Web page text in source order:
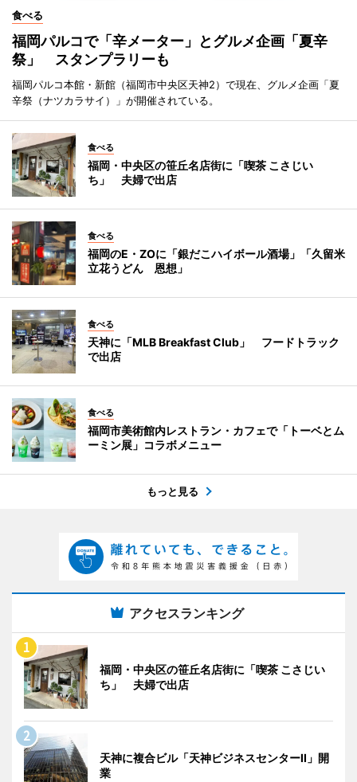
食べる
福岡パルコで「辛メーター」とグルメ企画「夏辛
祭」 スタンプラリーも
福岡パルコ本館・新館（福岡市中央区天神2）で現在、グルメ企画「夏
辛祭（ナツカラサイ）」が開催されている。
食べる
福岡・中央区の笹丘名店街に「喫茶 こさじい
ち」 夫婦で出店
食べる
福岡のE・ZOに「銀だこハイボール酒場」「久留米
立花うどん 恩想」
食べる
天神に「MLB Breakfast Club」 フードトラック
で出店
食べる
福岡市美術館内レストラン・カフェで「トーベとム
ーミン展」コラボメニュー
もっと見る
アクセスランキング
福岡・中央区の笹丘名店街に「喫茶 こさじい
ち」 夫婦で出店
天神に複合ビル「天神ビジネスセンターII」開
業